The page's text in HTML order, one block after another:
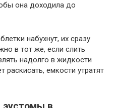
она доходила до
набухнут, их сразу
в тот же, если слить
надолго в жидкости
раскисать, емкости утратят